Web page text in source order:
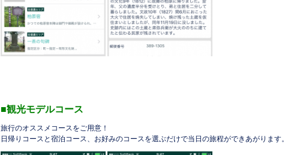
■観光モデルコース
旅行のオススメコースをご用意！
日帰りコースと宿泊コース、お好みのコースを選ぶだけで当日の旅程ができあがります。